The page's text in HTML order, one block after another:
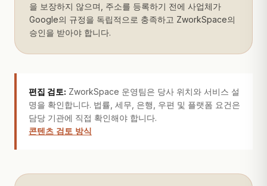
을 보장하지 않으며, 주소를 등록하기 전에 사업체가
Google의 규정을 독립적으로 충족하고 ZworkSpace의
승인을 받아야 합니다.
편집 검토: ZworkSpace 운영팀은 당사 위치와 서비스 설
명을 확인합니다. 법률, 세무, 은행, 우편 및 플랫폼 요건은
담당 기관에 직접 확인해야 합니다.
콘텐츠 검토 방식